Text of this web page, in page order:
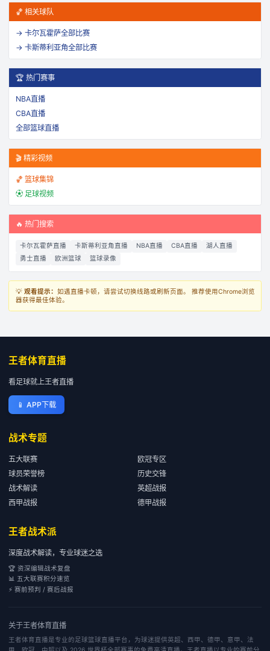
🏀 相关球队
→ 卡尔瓦霍萨全部比赛
→ 卡斯蒂利亚角全部比赛
🏆 热门赛事
NBA直播
CBA直播
全部篮球直播
🎬 精彩视频
🏀 篮球集锦
⚽ 足球视频
🔥 热门搜索
卡尔瓦霍萨直播 卡斯蒂利亚角直播 NBA直播 CBA直播
湖人直播
勇士直播
欧洲篮球 篮球录像
💡 观看提示： 如遇直播卡顿，请尝试切换线路或刷新页面。 推荐使用Chrome浏览
器获得最佳体验。
王者体育直播
看足球就上王者直播
📱 APP下载
战术专题
五大联赛
欧冠专区
球员荣誉榜
历史交锋
战术解读
英超战报
西甲战报
德甲战报
王者战术派
深度战术解读，专业球迷之选
🏆 资深编辑战术复盘
📊 五大联赛积分速览
⚡ 赛前预判 / 赛后战报
关于王者体育直播
王者体育直播是专业的足球篮球直播平台，为球迷提供英超、西甲、德甲、意甲、法